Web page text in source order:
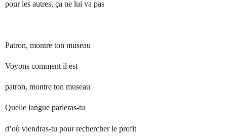
pour les autres, ça ne lui va pas
Patron, montre ton museau
Voyons comment il est
patron, montre ton museau
Quelle langue parleras-tu
d’où viendras-tu pourrechercher le profit